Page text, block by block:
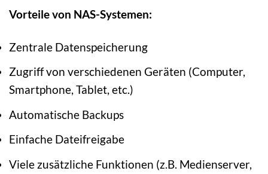
Vorteile von NAS-Systemen:
Zentrale Datenspeicherung
Zugriff von verschiedenen Geräten (Computer,
Smartphone, Tablet, etc.)
Automatische Backups
Einfache Dateifreigabe
Viele zusätzliche Funktionen (z.B. Medienserver,